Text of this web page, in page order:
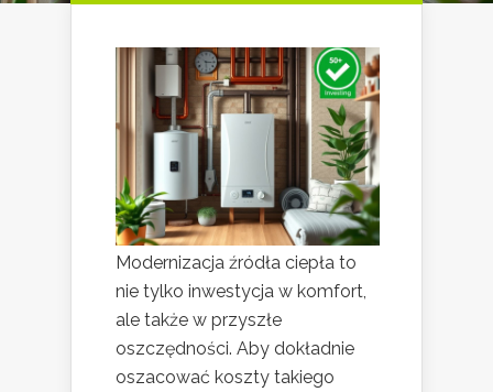
Modernizacja źródła ciepła to
nie tylko inwestycja w komfort,
ale także w przyszłe
oszczędności. Aby dokładnie
oszacować koszty takiego